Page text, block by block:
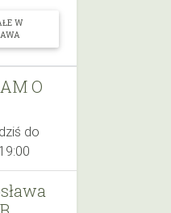
W
O
dziś do
19:00